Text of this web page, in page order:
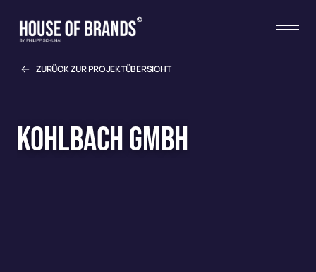
ZURÜCK ZUR PROJEKTÜBERSICHT
Kohlbach GmbH